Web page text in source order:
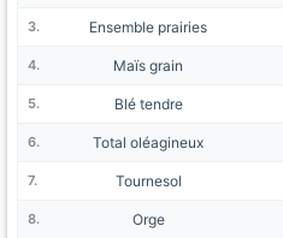
Ensemble prairies
Maïs grain
Blé tendre
Total oléagineux
Tournesol
Orge